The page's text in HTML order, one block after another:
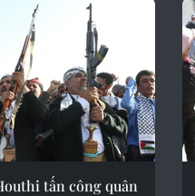
tấn công quân